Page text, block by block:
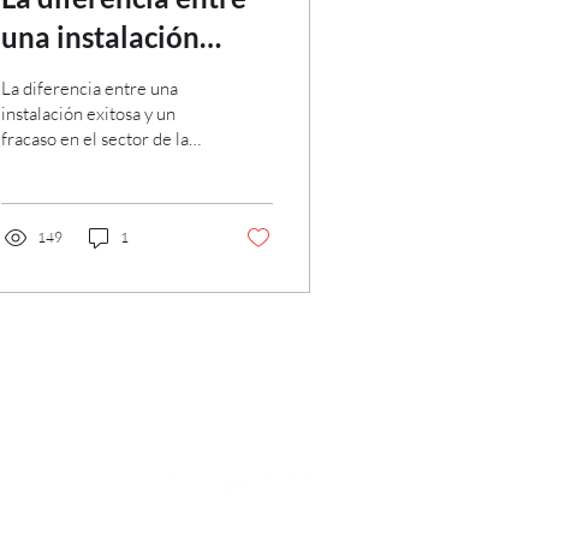
una instalación
exitosa y un fracaso
en el sector de la
energía solar
La diferencia entre una
instalación exitosa y un
fracaso en el sector de la
149 1